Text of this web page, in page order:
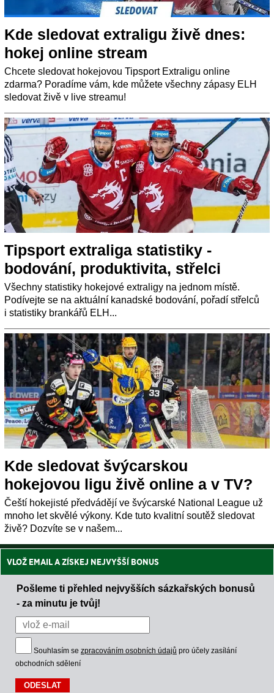
Kde sledovat extraligu živě dnes:
hokej online stream
Chcete sledovat hokejovou Tipsport Extraligu online
zdarma? Poradíme vám, kde můžete všechny zápasy ELH
sledovat živě v live streamu!
Tipsport extraliga statistiky -
bodování, produktivita, střelci
Všechny statistiky hokejové extraligy na jednom místě.
Podívejte se na aktuální kanadské bodování, pořadí střelců
i statistiky brankářů ELH...
Kde sledovat švýcarskou
hokejovou ligu živě online a v TV?
Čeští hokejisté předvádějí ve švýcarské National League už
mnoho let skvělé výkony. Kde tuto kvalitní soutěž sledovat
živě? Dozvíte se v našem...
VLOŽ EMAIL A ZÍSKEJ NEJVYŠŠÍ BONUS
Pošleme ti přehled nejvyšších sázkařských bonusů
- za minutu je tvůj!
Souhlasím se zpracováním osobních údajů pro účely zasílání
obchodních sdělení